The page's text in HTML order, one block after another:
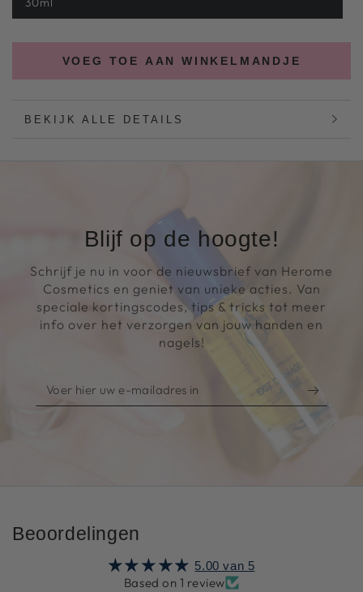
VOEG TOE AAN WINKELMANDJE
BEKIJK ALLE DETAILS
Blijf op de hoogte!
Schrijf je nu in voor de nieuwsbrief van Herome
Cosmetics en geniet van unieke acties. Van
speciale kortingscodes, tips & tricks tot meer
info over het verzorgen van jouw handen en
nagels!
Voer
hier
Beoordelingen
5.00 van 5
Based on 1 review